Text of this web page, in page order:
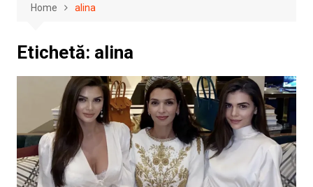
Home alina
Etichetă: alina